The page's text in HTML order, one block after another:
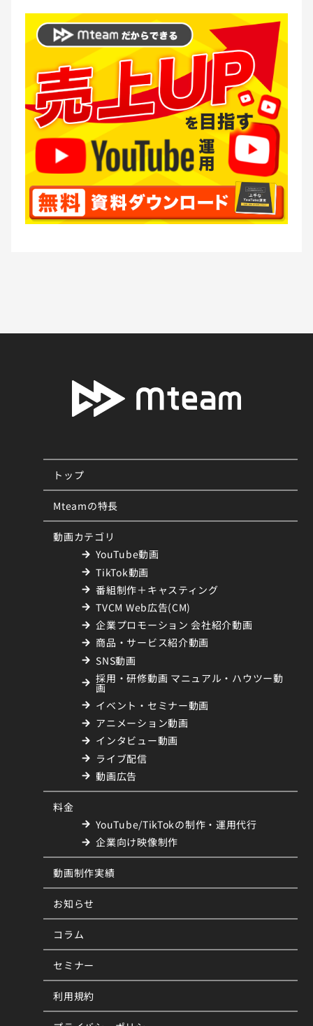
トップ
Mteamの特長
動画カテゴリ
YouTube動画
TikTok動画
番組制作＋キャスティング
TVCM Web広告(CM)
企業プロモーション 会社紹介動画
商品・サービス紹介動画
SNS動画
採用・研修動画 マニュアル・ハウツー動
画
イベント・セミナー動画
アニメーション動画
インタビュー動画
ライブ配信
動画広告
料金
YouTube/TikTokの制作・運用代行
企業向け映像制作
動画制作実績
お知らせ
コラム
セミナー
利用規約